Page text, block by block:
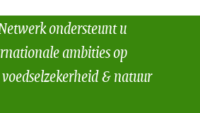
ondersteunt u
ambities op
& natuur